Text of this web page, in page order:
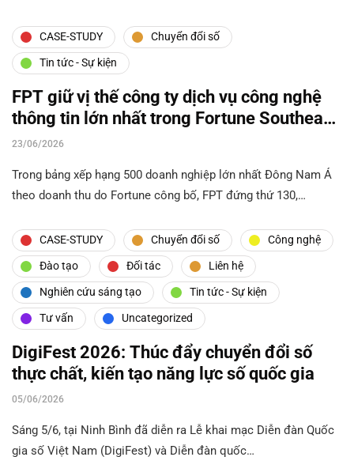
CASE-STUDY Chuyển đổi số
Tin tức - Sự kiện
FPT giữ vị thế công ty dịch vụ công nghệ
thông tin lớn nhất trong Fortune Southeast
Asia 500
23/06/2026
Trong bảng xếp hạng 500 doanh nghiệp lớn nhất Đông Nam Á
theo doanh thu do Fortune công bố, FPT đứng thứ 130,…
CASE-STUDY Chuyển đổi số Công nghệ
Đào tạo Đối tác Liên hệ
Nghiên cứu sáng tạo Tin tức - Sự kiện
Tư vấn Uncategorized
DigiFest 2026: Thúc đẩy chuyển đổi số
thực chất, kiến tạo năng lực số quốc gia
05/06/2026
Sáng 5/6, tại Ninh Bình đã diễn ra Lễ khai mạc Diễn đàn Quốc
gia số Việt Nam (DigiFest) và Diễn đàn quốc…